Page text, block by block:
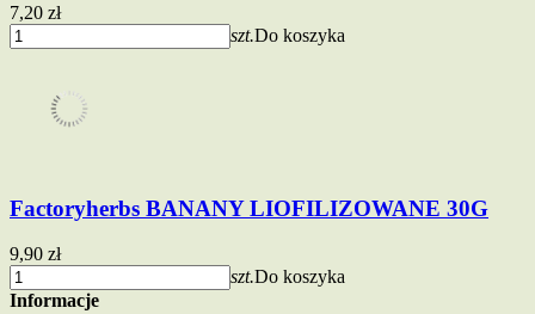
7,20 zł
szt.Do koszyka
Factoryherbs BANANY LIOFILIZOWANE 30G
9,90 zł
szt.Do koszyka
Informacje